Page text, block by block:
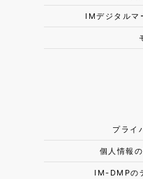
IMデジタルマ
プライ
個人情報
IM-DMPの